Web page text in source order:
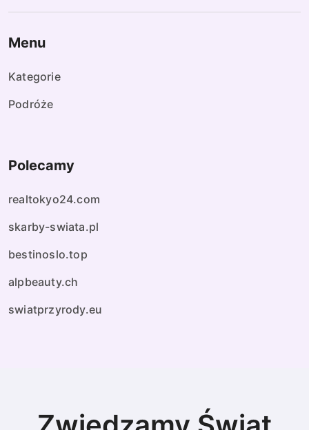
Menu
Kategorie
Podróże
Polecamy
realtokyo24.com
skarby-swiata.pl
bestinoslo.top
alpbeauty.ch
swiatprzyrody.eu